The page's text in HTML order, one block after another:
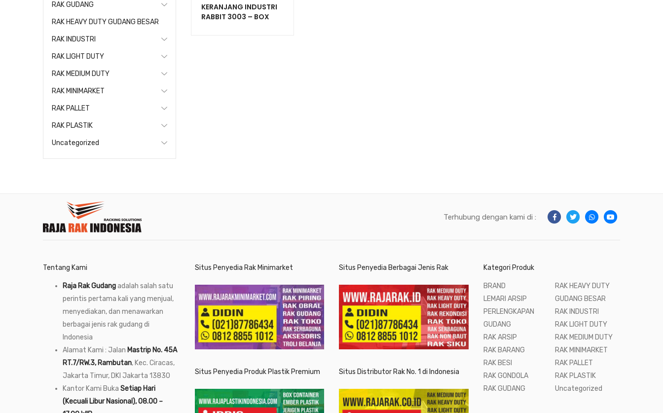
KERANJANG INDUSTRI
RABBIT 3003 – BOX
RAK GUDANG
RAK HEAVY DUTY GUDANG BESAR
RAK INDUSTRI
RAK LIGHT DUTY
RAK MEDIUM DUTY
RAK MINIMARKET
RAK PALLET
RAK PLASTIK
Uncategorized
Terhubung dengan kami di :
Tentang Kami
Raja Rak Gudangadalah salah satu
perintis pertama kali yang menjual,
menyediakan, dan menawarkan
berbagai jenis rak gudang di
Indonesia
Alamat Kami : Jalan Mastrip No. 45A
RT.7/RW.3, Rambutan, Kec. Ciracas,
Jakarta Timur, DKI Jakarta 13830
Kantor Kami Buka Setiap Hari
(Kecuali Libur Nasional), 08.00 –
Situs Penyedia Rak Minimarket
Situs Penyedia Produk Plastik Premium
Situs Penyedia Berbagai Jenis Rak
Situs Distributor Rak No. 1 di Indonesia
Kategori Produk
BRAND
LEMARI ARSIP
PERLENGKAPAN
GUDANG
RAK ARSIP
RAK BARANG
RAK BESI
RAK GONDOLA
RAK GUDANG
RAK HEAVY DUTY
GUDANG BESAR
RAK INDUSTRI
RAK LIGHT DUTY
RAK MEDIUM DUTY
RAK MINIMARKET
RAK PALLET
RAK PLASTIK
Uncategorized